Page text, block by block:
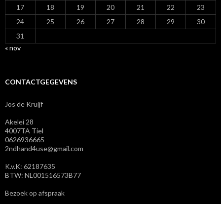
17
18 19 20 21 22
23
24
25 26 27 28 29
30
31
« nov
CONTACTGEGEVENS
Jos de Kruijf
Akelei 28
4007TA Tiel
0626936665
2ndhand4use@gmail.com
K.v.K: 62187635
BTW: NL001516573B77
Bezoek op afspraak